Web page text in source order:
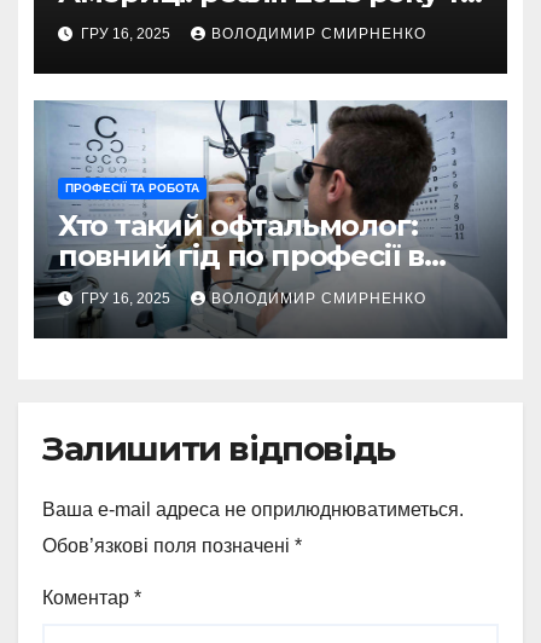
ключові тенденції
ГРУ 16, 2025 ВОЛОДИМИР СМИРНЕНКО
ПРОФЕСІЇ ТА РОБОТА
Хто такий офтальмолог:
повний гід по професії в
2025 році
ГРУ 16, 2025 ВОЛОДИМИР СМИРНЕНКО
Залишити відповідь
Ваша e-mail адреса не оприлюднюватиметься.
Обов’язкові поля позначені *
Коментар *